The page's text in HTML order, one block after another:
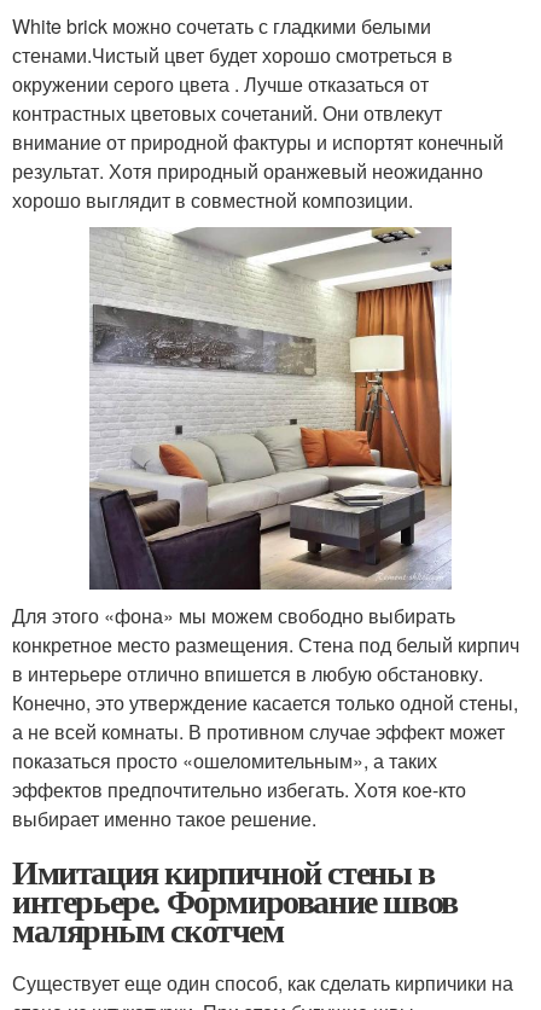
White brick можно сочетать с гладкими белыми
стенами.Чистый цвет будет хорошо смотреться в
окружении серого цвета . Лучше отказаться от
контрастных цветовых сочетаний. Они отвлекут
внимание от природной фактуры и испортят конечный
результат. Хотя природный оранжевый неожиданно
хорошо выглядит в совместной композиции.
Для этого «фона» мы можем свободно выбирать
конкретное место размещения. Стена под белый кирпич
в интерьере отлично впишется в любую обстановку.
Конечно, это утверждение касается только одной стены,
а не всей комнаты. В противном случае эффект может
показаться просто «ошеломительным», а таких
эффектов предпочтительно избегать. Хотя кое-кто
выбирает именно такое решение.
Имитация кирпичной стены в
интерьере. Формирование швов
малярным скотчем
Существует еще один способ, как сделать кирпичики на